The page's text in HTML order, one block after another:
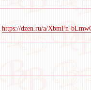
https://dzen.ru/a/XbmFn-